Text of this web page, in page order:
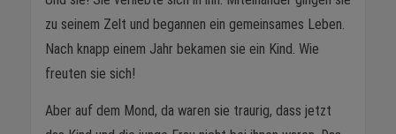
zu seinem Zelt und begannen ein gemeinsames Leben.
Nach knapp einem Jahr bekamen sie ein Kind. Wie
freuten sie sich!
Aber auf dem Mond, da waren sie traurig, dass jetzt